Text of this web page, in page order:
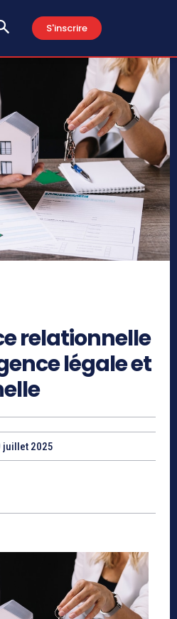
S'inscrire
relationnelle
légale et
juillet 2025